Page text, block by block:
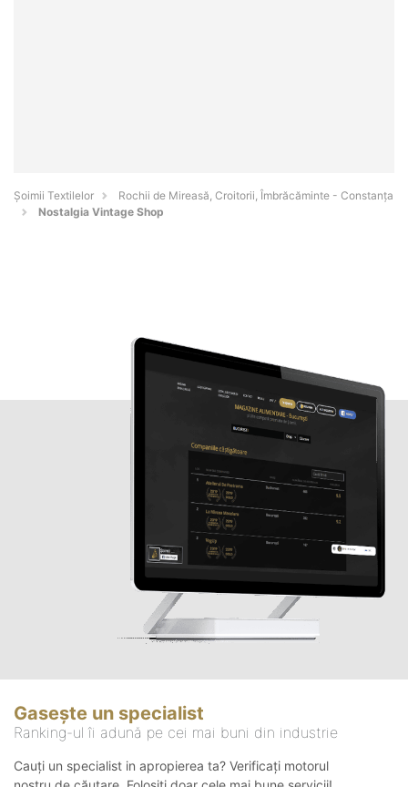
Șoimii Textilelor
Rochii de Mireasă, Croitorii, Îmbrăcăminte - Constanţa
Nostalgia Vintage Shop
Gasește un specialist
Ranking-ul îi adună pe cei mai buni din industrie
Cauți un specialist in apropierea ta? Verificați motorul